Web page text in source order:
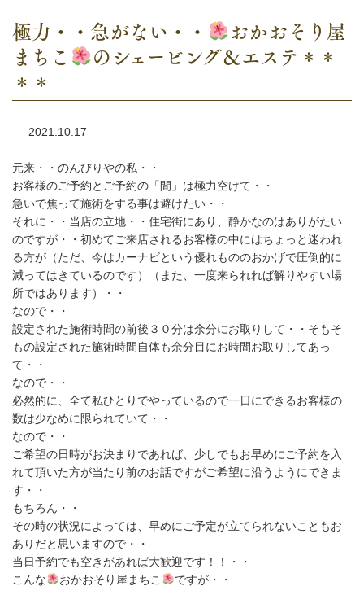
極力・・急がない・・ おかおそり屋
まちこ のシェービング＆エステ＊＊
＊＊
2021.10.17
元来・・のんびりやの私・・
お客様のご予約とご予約の「間」は極力空けて・・
急いで焦って施術をする事は避けたい・・
それに・・当店の立地・・住宅街にあり、静かなのはありがたい
のですが・・初めてご来店されるお客様の中にはちょっと迷われ
る方が（ただ、今はカーナビという優れもののおかげで圧倒的に
減ってはきているのです）（また、一度来られれば解りやすい場
所ではあります）・・
なので・・
設定された施術時間の前後３０分は余分にお取りして・・そもそ
もの設定された施術時間自体も余分目にお時間お取りしてあっ
て・・
なので・・
必然的に、全て私ひとりでやっているので一日にできるお客様の
数は少なめに限られていて・・
なので・・
ご希望の日時がお決まりであれば、少しでもお早めにご予約を入
れて頂いた方が当たり前のお話ですがご希望に沿うようにできま
す・・
もちろん・・
その時の状況によっては、早めにご予定が立てられないこともお
ありだと思いますので・・
当日予約でも空きがあれば大歓迎です！！・・
こんな
おかおそり屋まちこ ですが・・